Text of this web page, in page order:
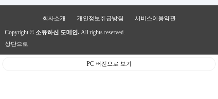
회사소개 개인정보취급방침 서비스이용약관
Copyright © 소유하신 도메인. All rights reserved.
상단으로
PC 버전으로 보기